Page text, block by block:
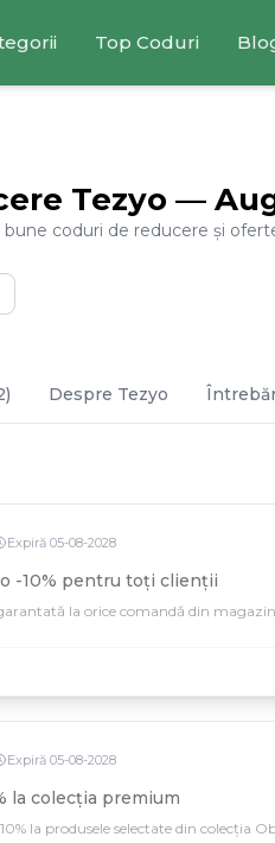
Top Coduri
Tezyo —
coduri de reducere și
Despre Tezyo
Expiră 05-08-2028
-10% pentru toți clienții
la orice comandă din
Expiră 05-08-2028
la colecția premium
la produsele selectate din colecția